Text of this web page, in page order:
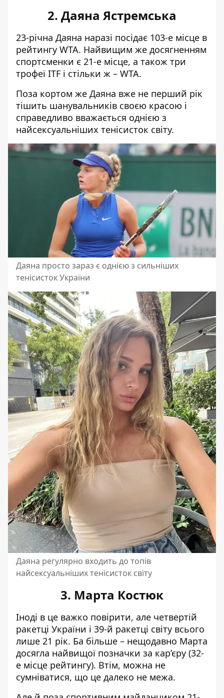
2. Даяна Ястремська
23-річна Даяна наразі посідає 103-е місце в
рейтингу WTA. Найвищим же досягненням
спортсменки є 21-е місце, а також три
трофеї ITF і стільки ж – WTA.
Поза кортом же Даяна вже не перший рік
тішить шанувальників своєю красою і
справедливо вважається однією з
найсексуальніших тенісисток світу.
Даяна просто зараз є однією з сильніших
тенісисток України
Даяна регулярно входить до топів
найсексуальніших тенісисток світу
3. Марта Костюк
Іноді в це важко повірити, але четвертій
ракетці України і 39-й ракетці світу всього
лише 21 рік. Ба більше – нещодавно Марта
досягла найвищої позначки за кар’єру (32-
е місце рейтингу). Втім, можна не
сумніватися, що це далеко не межа.